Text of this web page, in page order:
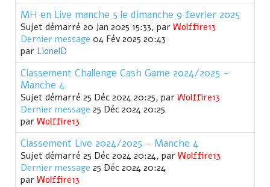
MH en Live manche 5 le dimanche 9 fevrier 2025
Sujet démarré 20 Jan 2025 15:33, par Wolffire13
Dernier message 04 Fév 2025 20:43
par LionelD
Classement Challenge Cash Game 2024/2025 -
Manche 4
Sujet démarré 25 Déc 2024 20:25, par Wolffire13
Dernier message 25 Déc 2024 20:25
par Wolffire13
Classement Live 2024/2025 - Manche 4
Sujet démarré 25 Déc 2024 20:24, par Wolffire13
Dernier message 25 Déc 2024 20:24
par Wolffire13